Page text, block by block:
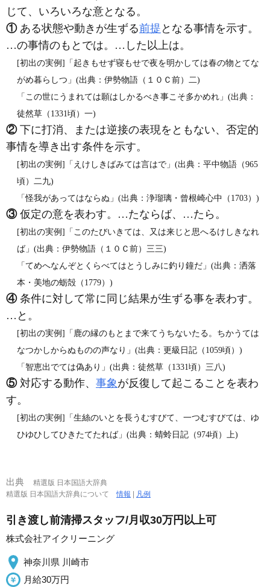
じて、いろいろな意となる。
①ある状態や動きが生ずる前提 となる事情を示す。
…の事情のもとでは。…した以上は。
[初出の実例]「起きもせず寝もせで夜を明かしては春の物とてな
がめ暮らしつ」(出典：伊勢物語（１０Ｃ前）二)
「この世にうまれては願はしかるべき事こそ多かめれ」(出典：
徒然草（1331頃）一)
②下に打消、または逆接の表現をともない、否定的
事情を導き出す条件を示す。
[初出の実例]「えけしきばみては言はで」(出典：平中物語（965
頃）二九)
「怪我があってはならぬ」(出典：浄瑠璃・曾根崎心中（1703）)
③仮定の意を表わす。…たならば、…たら。
[初出の実例]「このたびいきては、又は来じと思へるけしきなれ
ば」(出典：伊勢物語（１０Ｃ前）三三)
「てめへなんぞとくらべてはとうしみに釣り鐘だ」(出典：洒落
本・美地の蛎殻（1779）)
④条件に対して常に同じ結果が生ずる事を表わす。
…と。
[初出の実例]「鹿の縁のもとまで来てうちないたる。ちかうては
なつかしからぬものの声なり」(出典：更級日記（1059頃）)
「智恵出でては偽あり」(出典：徒然草（1331頃）三八)
⑤対応する動作、 事象が反復して起こることを表わ
す。
[初出の実例]「生絲のいとを長うむすびて、一つむすびては、ゆ
ひゆひしてひきたてたれば」(出典：蜻蛉日記（974頃）上)
出典
精選版 日本国語大辞典
精選版 日本国語大辞典について情報 凡例
引き渡し前清掃スタッフ/月収30万円以上可
株式会社アイクリーニング
神奈川県 川崎市
月給30万円